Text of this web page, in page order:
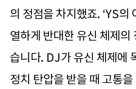
의 정점을 차지했죠. ‘YS의
열하게 반대한 유신 체제
습니다. DJ가 유신 체제에
정치 탄압을 받을 때 고통